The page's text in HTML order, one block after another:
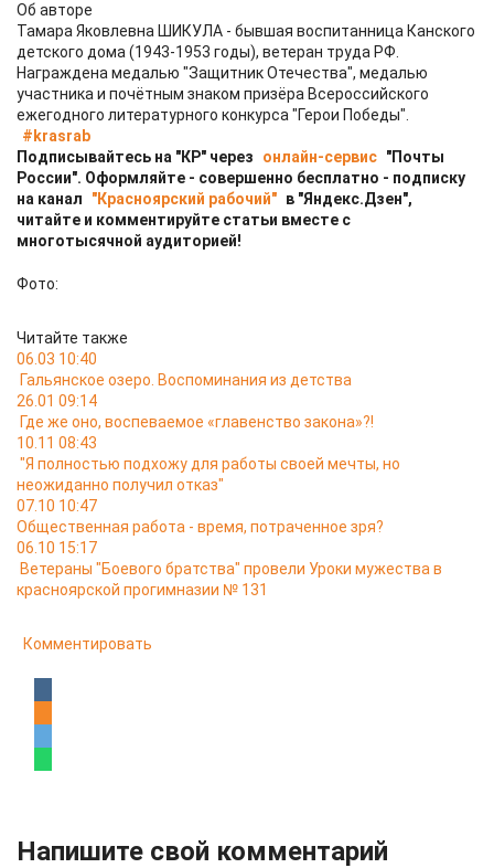
Об авторе
Тамара Яковлевна ШИКУЛА - бывшая воспитанница Канского
детского дома (1943-1953 годы), ветеран труда РФ.
Награждена медалью "Защитник Отечества", медалью
участника и почётным знаком призёра Всероссийского
ежегодного литературного конкурса "Герои Победы".
#krasrab
Подписывайтесь на "КР" через
онлайн-сервис "Почты
России". Оформляйте - совершенно бесплатно - подписку
на канал
"Красноярский рабочий" в "Яндекс.Дзен",
читайте и комментируйте статьи вместе с
многотысячной аудиторией!
Фото:
Читайте также
06.03 10:40
Гальянское озеро. Воспоминания из детства
26.01 09:14
Где же оно, воспеваемое «главенство закона»?!
10.11 08:43
"Я полностью подхожу для работы своей мечты, но
неожиданно получил отказ"
07.10 10:47
Общественная работа - время, потраченное зря?
06.10 15:17
Ветераны "Боевого братства" провели Уроки мужества в
красноярской прогимназии № 131
Комментировать
Напишите свой комментарий